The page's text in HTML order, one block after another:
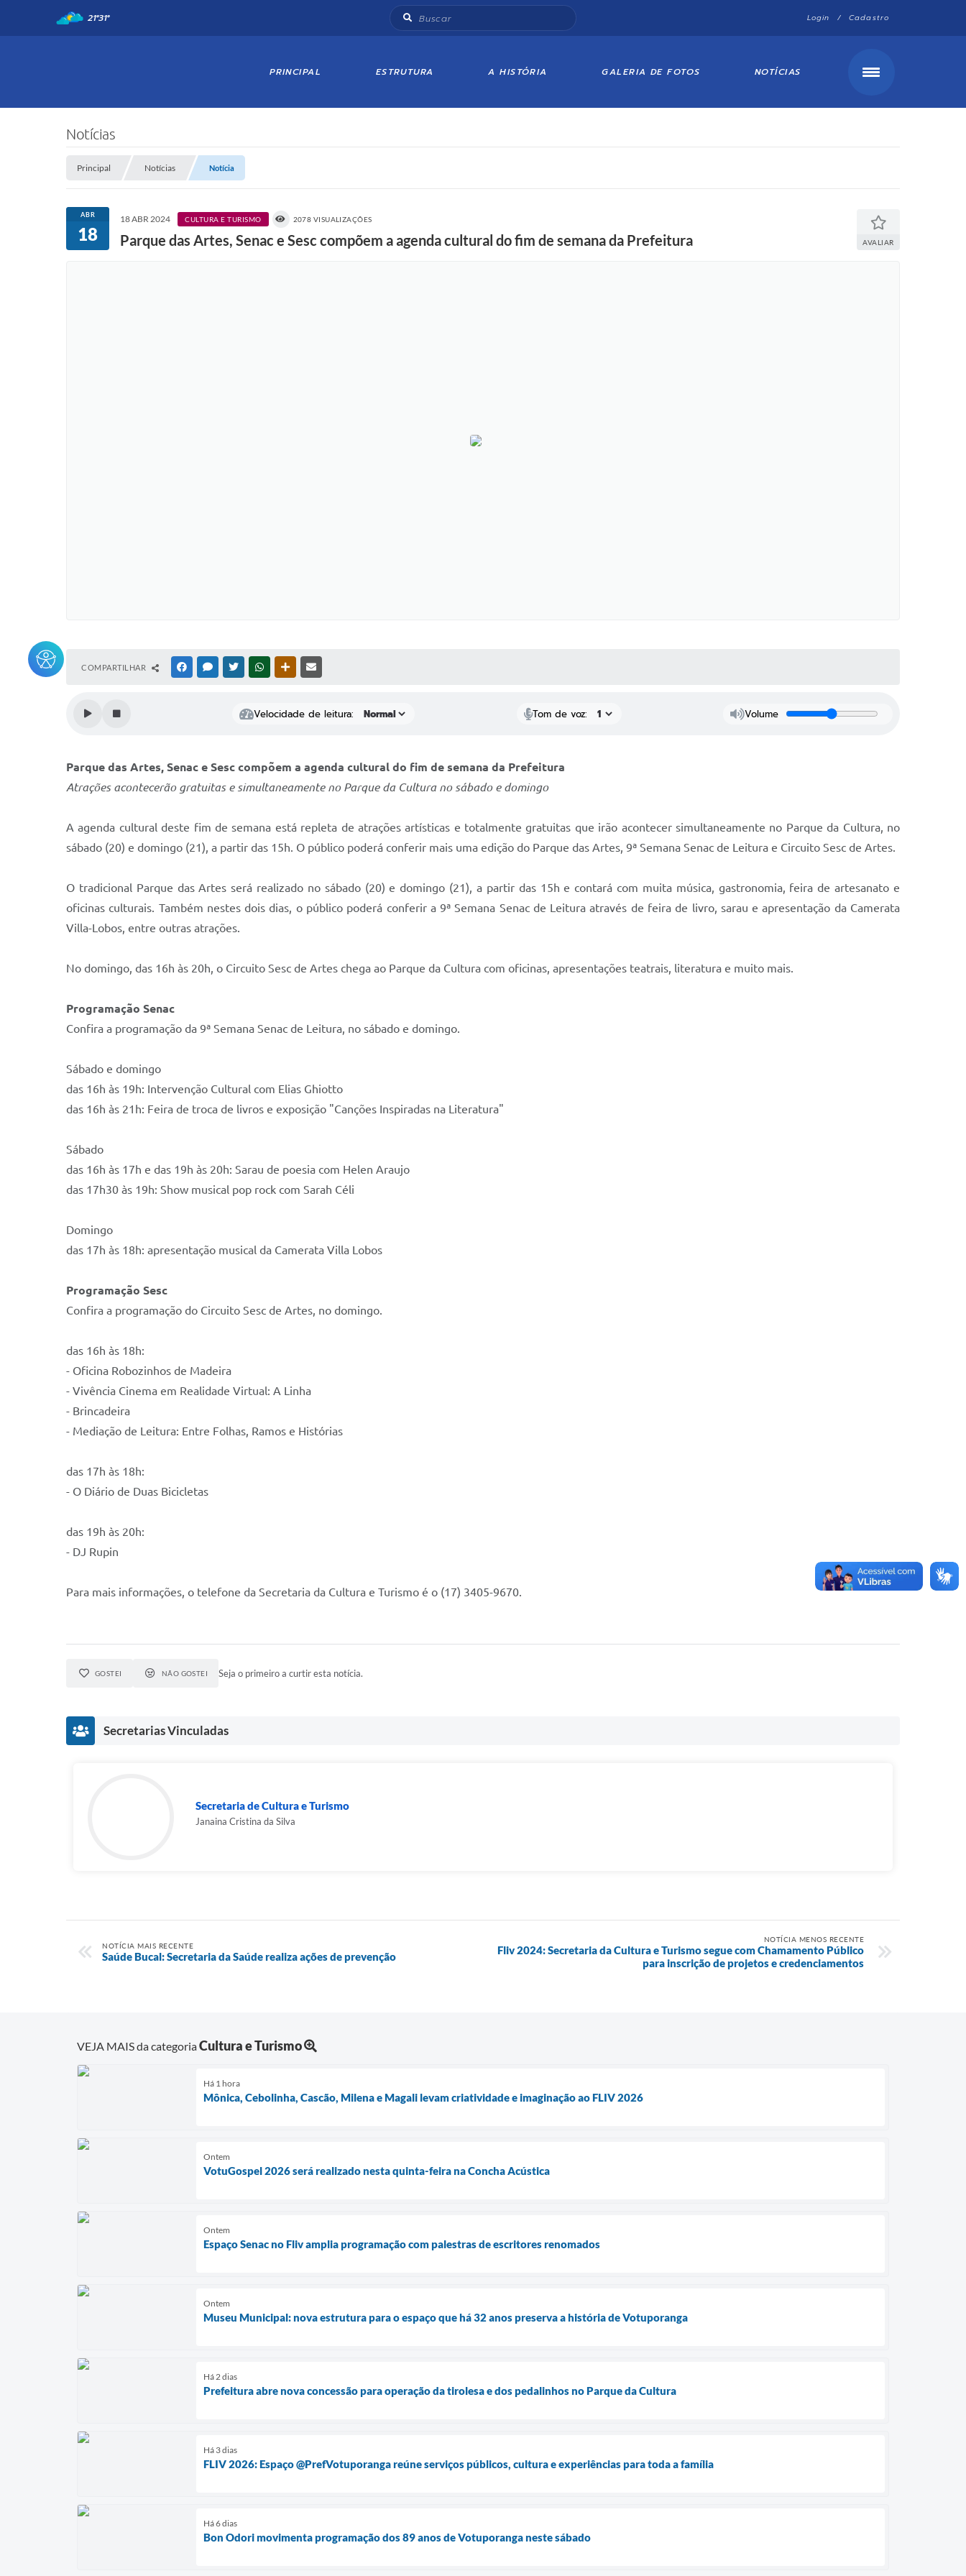
Login / Cadastro
21°31°
PRINCIPAL ESTRUTURA A HISTÓRIA GALERIA DE FOTOS NOTÍCIAS
Notícias
Principal Notícias Notícia
ABR
18
18 ABR 2024 CULTURA E TURISMO 2078 VISUALIZAÇÕES
Parque das Artes, Senac e Sesc compõem a agenda cultural do fim de semana da Prefeitura AVALIAR
COMPARTILHAR FACEBOOKMESSENGER
TWITTERWHATSAPPOUTRAS MÍDIAS
Velocidade de leitura: Tom de voz: Volume
Parque das Artes, Senac e Sesc compõem a agenda cultural do fim de semana da Prefeitura
Atrações acontecerão gratuitas e simultaneamente no Parque da Cultura no sábado e domingo
A agenda cultural deste fim de semana está repleta de atrações artísticas e totalmente gratuitas que irão acontecer simultaneamente no Parque da Cultura, no
sábado (20) e domingo (21), a partir das 15h. O público poderá conferir mais uma edição do Parque das Artes, 9ª Semana Senac de Leitura e Circuito Sesc de Artes.
O tradicional Parque das Artes será realizado no sábado (20) e domingo (21), a partir das 15h e contará com muita música, gastronomia, feira de artesanato e
oficinas culturais. Também nestes dois dias, o público poderá conferir a 9ª Semana Senac de Leitura através de feira de livro, sarau e apresentação da Camerata
Villa-Lobos, entre outras atrações.
No domingo, das 16h às 20h, o Circuito Sesc de Artes chega ao Parque da Cultura com oficinas, apresentações teatrais, literatura e muito mais.
Programação Senac
Confira a programação da 9ª Semana Senac de Leitura, no sábado e domingo.
Sábado e domingo
das 16h às 19h: Intervenção Cultural com Elias Ghiotto
das 16h às 21h: Feira de troca de livros e exposição "Canções Inspiradas na Literatura"
Sábado
das 16h às 17h e das 19h às 20h: Sarau de poesia com Helen Araujo
das 17h30 às 19h: Show musical pop rock com Sarah Céli
Domingo
das 17h às 18h: apresentação musical da Camerata Villa Lobos
Programação Sesc
Confira a programação do Circuito Sesc de Artes, no domingo.
das 16h às 18h:
- Oficina Robozinhos de Madeira
- Vivência Cinema em Realidade Virtual: A Linha
- Brincadeira
- Mediação de Leitura: Entre Folhas, Ramos e Histórias
das 17h às 18h:
- O Diário de Duas Bicicletas
das 19h às 20h:
- DJ Rupin
Para mais informações, o telefone da Secretaria da Cultura e Turismo é o (17) 3405-9670.
GOSTEI NÃO GOSTEI Seja o primeiro a curtir esta notícia.
Secretarias Vinculadas
Secretaria de Cultura e Turismo
Janaina Cristina da Silva
NOTÍCIA MAIS RECENTE
Saúde Bucal: Secretaria da Saúde realiza ações de prevenção
NOTÍCIA MENOS RECENTE
Fliv 2024: Secretaria da Cultura e Turismo segue com Chamamento Público
para inscrição de projetos e credenciamentos
VEJA MAIS da categoriaCultura e Turismo
Há 1 hora
Mônica, Cebolinha, Cascão, Milena e Magali levam criatividade e imaginação ao FLIV 2026
Ontem
VotuGospel 2026 será realizado nesta quinta-feira na Concha Acústica
Ontem
Espaço Senac no Fliv amplia programação com palestras de escritores renomados
Ontem
Museu Municipal: nova estrutura para o espaço que há 32 anos preserva a história de Votuporanga
Há 2 dias
Prefeitura abre nova concessão para operação da tirolesa e dos pedalinhos no Parque da Cultura
Há 3 dias
FLIV 2026: Espaço @PrefVotuporanga reúne serviços públicos, cultura e experiências para toda a família
Há 6 dias
Bon Odori movimenta programação dos 89 anos de Votuporanga neste sábado